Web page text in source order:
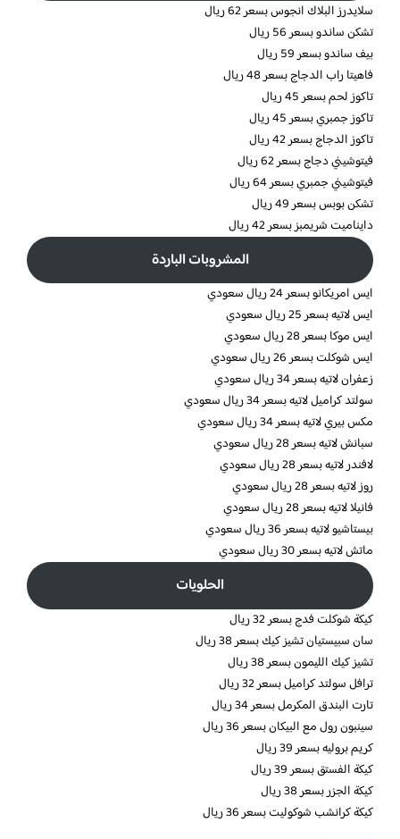
سلايدرز البلاك انجوس بسعر 62 ريال
تشكن ساندو بسعر 56 ريال
بيف ساندو بسعر 59 ريال
فاهيتا راب الدجاج بسعر 48 ريال
تاكوز لحم بسعر 45 ريال
تاكوز جمبري بسعر 45 ريال
تاكوز الدجاج بسعر 42 ريال
فيتوشيني دجاج بسعر 62 ريال
فيتوشيني جمبري بسعر 64 ريال
تشكن بوبس بسعر 49 ريال
دايناميت شريمبز بسعر 42 ريال
المشروبات الباردة
ايس امريكانو بسعر 24 ريال سعودي
ايس لاتيه بسعر 25 ريال سعودي
ايس موكا بسعر 28 ريال سعودي
ايس شوكلت بسعر 26 ريال سعودي
زعفران لاتيه بسعر 34 ريال سعودي
سولتد كراميل لاتيه بسعر 34 ريال سعودي
مكس بيري لاتيه بسعر 34 ريال سعودي
سبانش لاتيه بسعر 28 ريال سعودي
لافندر لاتيه بسعر 28 ريال سعودي
روز لاتيه بسعر 28 ريال سعودي
فانيلا لاتيه بسعر 28 ريال سعودي
بيستاشيو لاتيه بسعر 36 ريال سعودي
ماتش لاتيه بسعر 30 ريال سعودي
الحلويات
كيكة شوكلت فدج بسعر 32 ريال
سان سبيستيان تشيز كيك بسعر 38 ريال
تشيز كيك الليمون بسعر 38 ريال
ترافل سولتد كراميل بسعر 32 ريال
تارت البندق المكرمل بسعر 34 ريال
سينبون رول مع البيكان بسعر 36 ريال
كريم بروليه بسعر 39 ريال
كيكة الفستق بسعر 39 ريال
كيكة الجزر بسعر 38 ريال
كيكة كرانشب شوكوليت بسعر 36 ريال